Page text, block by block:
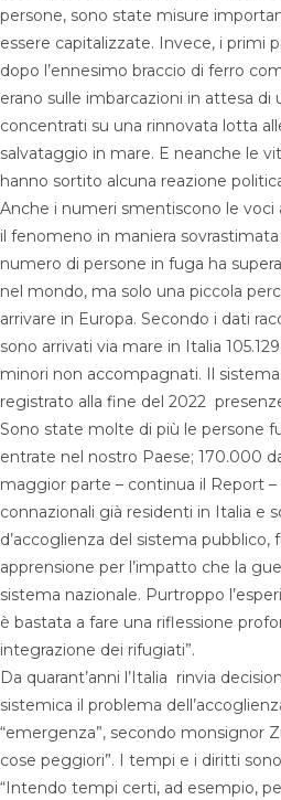
persone, sono state misure
essere capitalizzate. Invece, i primi
dopo l’ennesimo braccio di ferro
erano sulle imbarcazioni in attesa di
concentrati su una rinnovata lotta
salvataggio in mare. E neanche le
hanno sortito alcuna reazione
Anche i numeri smentiscono le
il fenomeno in maniera
numero di persone in fuga ha
nel mondo, ma solo una piccola
arrivare in Europa. Secondo i dati
sono arrivati ​​via mare in Italia
minori non accompagnati. Il
registrato alla fine del 2022
Sono state molte di più le persone
entrate nel nostro Paese; 170.000
maggior parte – continua il Report
connazionali già residenti in Italia e
d’accoglienza del sistema pubblico,
apprensione per l’impatto che la
sistema nazionale. Purtroppo
è bastata a fare una riflessione
integrazione dei rifugiati”.
Da quarant’anni l’Italia rinvia
sistemica il problema
“emergenza”, secondo monsignor
cose peggiori”. I tempi e i diritti
“Intendo tempi certi, ad esempio,